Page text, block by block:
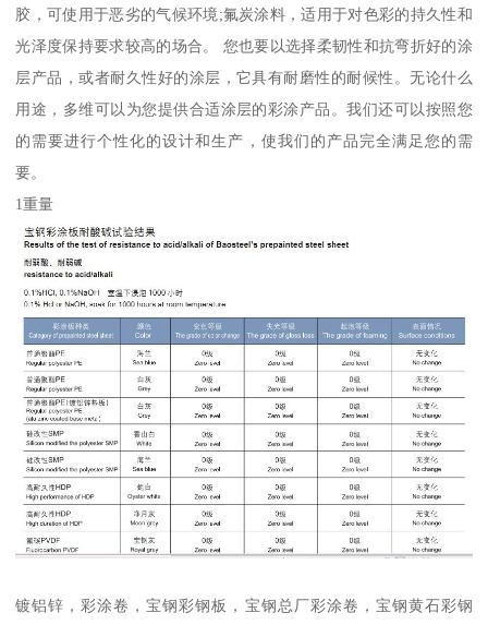
胶，可使用于恶劣的气候环境;氟炭涂料，适用于对色彩的持久性和
光泽度保持要求较高的场合。 您也要以选择柔韧性和抗弯折好的涂
层产品，或者耐久性好的涂层，它具有耐磨性的耐候性。无论什么
用途，多维可以为您提供合适涂层的彩涂产品。我们还可以按照您
的需要进行个性化的设计和生产，使我们的产品完全满足您的需
要。
1重量
镀铝锌，彩涂卷，宝钢彩钢板，宝钢总厂彩涂卷，宝钢黄石彩钢